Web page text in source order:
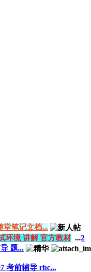
堂笔记文档...
环境 讲解 官方教材 ...2
题...
考前辅导 rhc...